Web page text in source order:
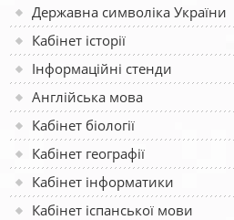
Державна символіка України
Кабінет історії
Інформаційні стенди
Англійська мова
Кабінет біології
Кабінет географії
Кабінет інформатики
Кабінет іспанської мови